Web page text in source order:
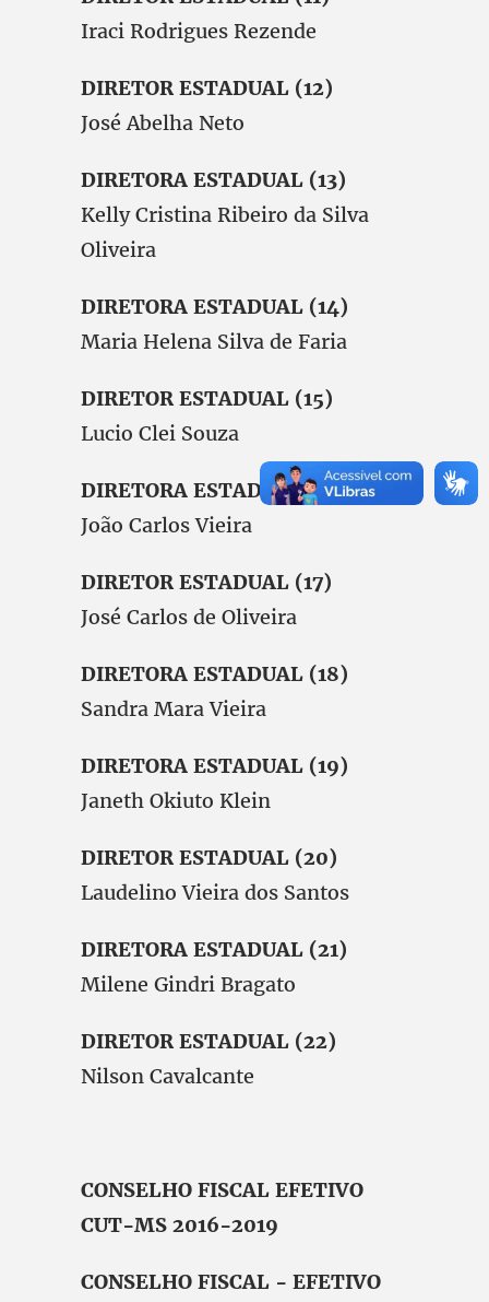
Iraci Rodrigues Rezende
DIRETOR ESTADUAL (12)
José Abelha Neto
DIRETORA ESTADUAL (13)
Kelly Cristina Ribeiro da Silva
Oliveira
DIRETORA ESTADUAL (14)
Maria Helena Silva de Faria
DIRETOR ESTADUAL (15)
Lucio Clei Souza
DIRETORA ESTADUAL (16)
João Carlos Vieira
DIRETOR ESTADUAL (17)
José Carlos de Oliveira
DIRETORA ESTADUAL (18)
Sandra Mara Vieira
DIRETORA ESTADUAL (19)
Janeth Okiuto Klein
DIRETOR ESTADUAL (20)
Laudelino Vieira dos Santos
DIRETORA ESTADUAL (21)
Milene Gindri Bragato
DIRETOR ESTADUAL (22)
Nilson Cavalcante
CONSELHO FISCAL EFETIVO
CUT-MS 2016-2019
CONSELHO FISCAL - EFETIVO